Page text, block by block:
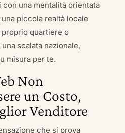
con una mentalità orientata
piccola realtà locale
quartiere o
una scalata nazionale,
misura per te.
Non
un Costo,
Venditore
che si prova